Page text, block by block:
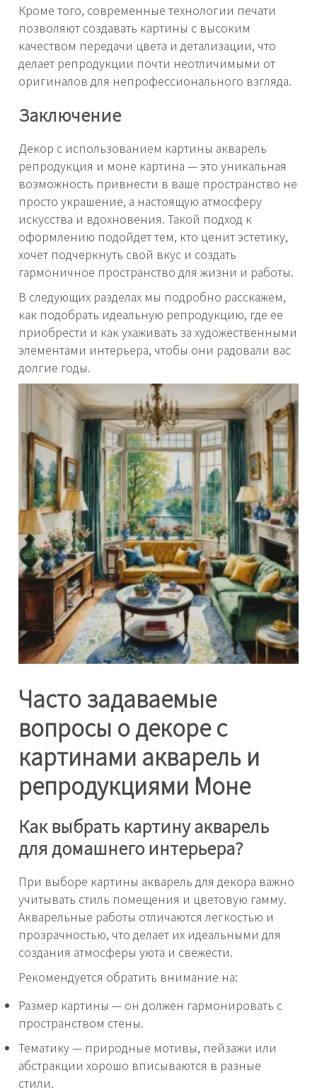
Кроме того, современные технологии печати
позволяют создавать картины с высоким
качеством передачи цвета и детализации, что
делает репродукции почти неотличимыми от
оригиналов для непрофессионального взгляда.
Заключение
Декор с использованием картины акварель
репродукция и моне картина — это уникальная
возможность привнести в ваше пространство не
просто украшение, а настоящую атмосферу
искусства и вдохновения. Такой подход к
оформлению подойдет тем, кто ценит эстетику,
хочет подчеркнуть свой вкус и создать
гармоничное пространство для жизни и работы.
В следующих разделах мы подробно расскажем,
как подобрать идеальную репродукцию, где ее
приобрести и как ухаживать за художественными
элементами интерьера, чтобы они радовали вас
долгие годы.
Часто задаваемые
вопросы о декоре с
картинами акварель и
репродукциями Моне
Как выбрать картину акварель
для домашнего интерьера?
При выборе картины акварель для декора важно
учитывать стиль помещения и цветовую гамму.
Акварельные работы отличаются легкостью и
прозрачностью, что делает их идеальными для
создания атмосферы уюта и свежести.
Рекомендуется обратить внимание на:
Размер картины — он должен гармонировать с
пространством стены.
Тематику — природные мотивы, пейзажи или
абстракции хорошо вписываются в разные
стили.